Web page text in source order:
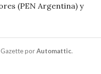
(PEN Argentina) y
Gazette porAutomattic.